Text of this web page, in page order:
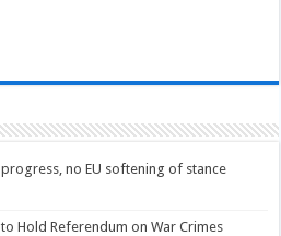
no EU softening of stance
Hold Referendum on War Crimes